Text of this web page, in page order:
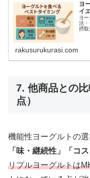
ヨ
イ
ヨ
活・
摂取
rakusurukurasi.com
7. 他商品との
点）
機能性ヨーグルトの
「味・継続性」「コ
リプルヨーグルトは